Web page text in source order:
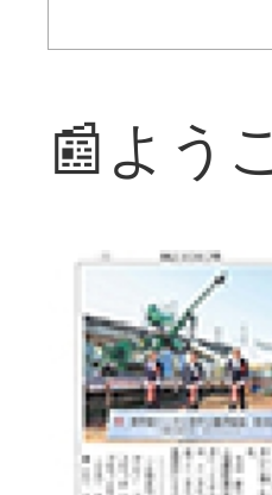
📰よう